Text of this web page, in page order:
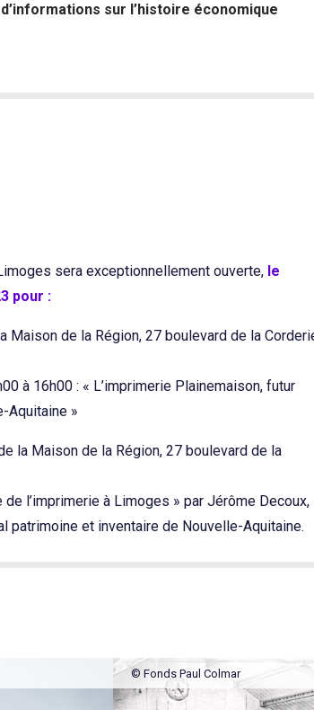
sur l’histoire économique
sera exceptionnellement ouverte, le
pour :
Maison de la Région, 27 boulevard de la
à 16h00 : « L’imprimerie Plainemaison, futur
Aquitaine »
la Maison de la Région, 27 boulevard de la
de l’imprimerie à Limoges » par Jérôme Decoux,
patrimoine et inventaire de Nouvelle-Aquitaine.
© Fonds Paul Colmar